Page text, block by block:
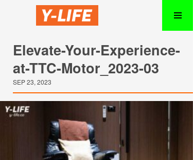
Elevate-Your-Experience-
at-TTC-Motor_2023-03
SEP 23, 2023